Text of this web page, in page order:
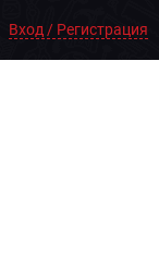
Вход / Регистрация